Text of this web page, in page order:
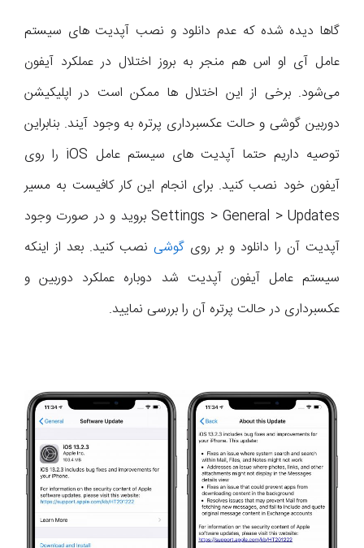
گاها دیده شده که عدم دانلود و نصب آپدیت های سیستم
عامل آی او اس هم منجر به بروز اختلال در عملکرد آیفون
می‌شود. برخی از این اختلال ها ممکن است در اپلیکیشن
دوربین گوشی و حالت عکسبرداری پرتره به وجود آیند. بنابراین
توصیه داریم حتما آپدیت های سیستم عامل iOS را روی
آیفون خود نصب کنید. برای انجام این کار کافیست به مسیر
Settings > General > Updates بروید و در صورت وجود
آپدیت آن را دانلود و بر روی گوشی نصب کنید. بعد از اینکه
سیستم عامل آیفون آپدیت شد دوباره عملکرد دوربین و
عکسبرداری در حالت پرتره آن را بررسی نمایید.